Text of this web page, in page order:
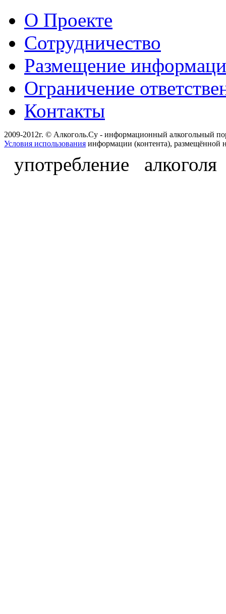
О Проекте
Сотрудничество
Размещение
Ограничение
Контакты
2009-2012г. © Алкоголь.Су - информационный алкогольный
Условия использования информации (контента), размещённой
употребление